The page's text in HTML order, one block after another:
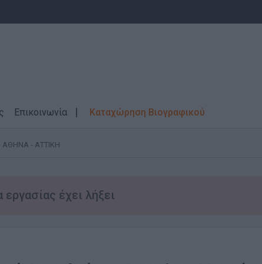
Επικοινωνία Καταχώρηση Βιογραφικού
ΑΘΗΝΑ - ΑΤΤΙΚΗ
εργασίας έχει λήξει